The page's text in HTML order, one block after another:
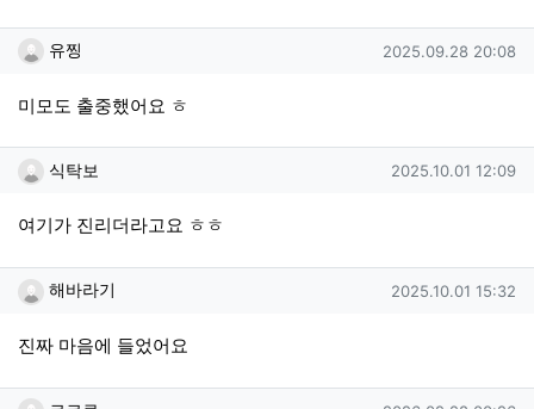
유찡님의 댓글
유찡 작성일
2025.09.28 20:08
미모도 출중했어요 ㅎ
식탁보님의 댓글
식탁보 작성일
2025.10.01 12:09
여기가 진리더라고요 ㅎㅎ
해바라기님의 댓글
해바라기 작성일
2025.10.01 15:32
진짜 마음에 들었어요